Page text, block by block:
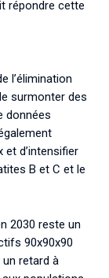
répondre cette
l’élimination
surmonter des
données
et d’intensifier
B et C et le
2030 reste un
90x90x90
un retard à